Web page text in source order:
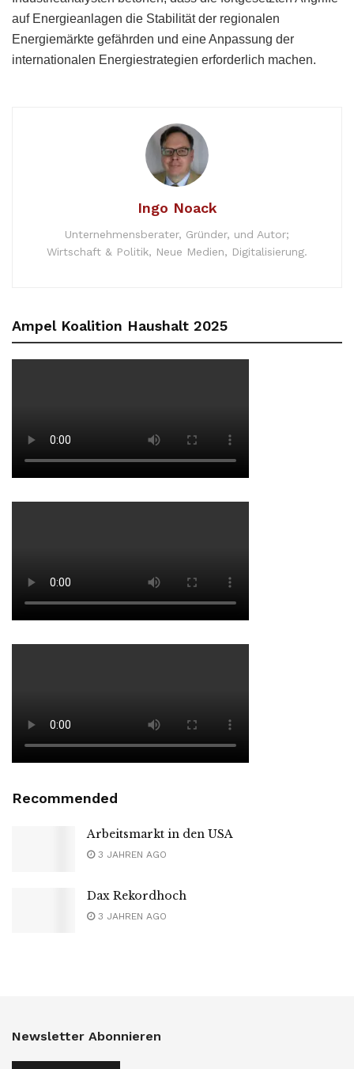
auf Energieanlagen die Stabilität der regionalen
Energiemärkte gefährden und eine Anpassung der
internationalen Energiestrategien erforderlich machen.
Ingo Noack
Unternehmensberater, Gründer, und Autor;
Wirtschaft & Politik, Neue Medien, Digitalisierung.
Ampel Koalition Haushalt 2025
Recommended
Arbeitsmarkt in den USA
3 JAHREN AGO
Dax Rekordhoch
3 JAHREN AGO
Newsletter Abonnieren